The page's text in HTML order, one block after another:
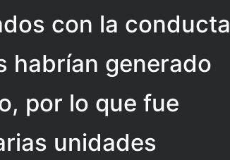
con la conducta
habrían generado
por lo que fue
unidades